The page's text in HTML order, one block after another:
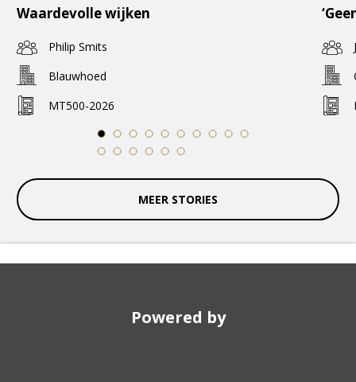
Waardevolle wijken
Philip Smits
Blauwhoed
MT500-2026
1
2 3 4 5 6 7 8 9
10
11 12 13 14 15 16
MEER STORIES
Powered by